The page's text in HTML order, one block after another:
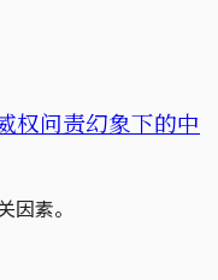
问责幻象下的中
素。